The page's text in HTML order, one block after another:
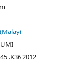
.K36 2012